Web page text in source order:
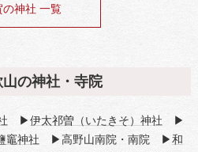
の神社 一覧
の神社・寺院
▶ 伊太祁曽（いたきそ）神社 ▶
竈神社 ▶高野山南院・南院 ▶ 和